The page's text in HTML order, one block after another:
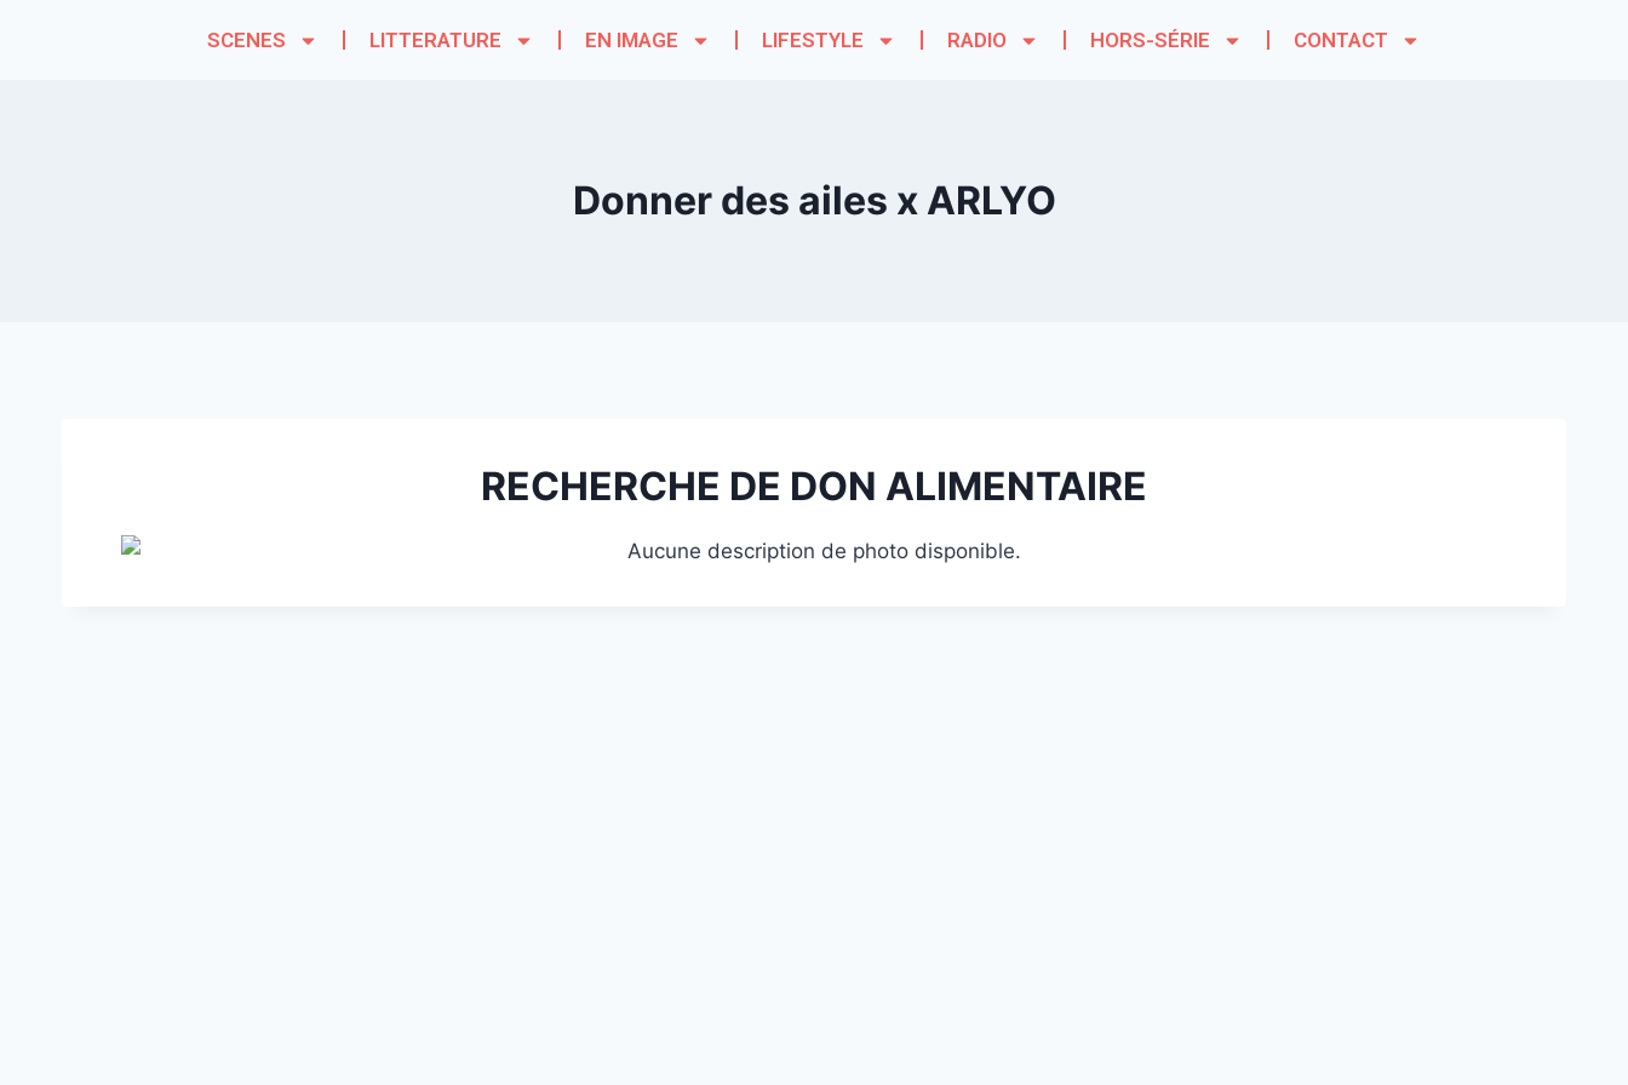
SCENES LITTERATURE EN IMAGE LIFESTYLE RADIO HORS-SÉRIE CONTACT
Donner des ailes x ARLYO
RECHERCHE DE DON ALIMENTAIRE